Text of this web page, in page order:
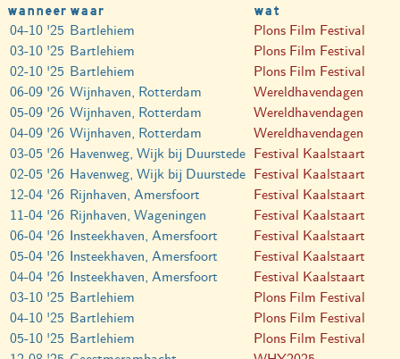
wanneer waar wat
04-10 '25 Bartlehiem
Plons Film Festival
03-10 '25 Bartlehiem
Plons Film Festival
02-10 '25 Bartlehiem
Plons Film Festival
06-09 '26 Wijnhaven, Rotterdam
Wereldhavendagen
05-09 '26 Wijnhaven, Rotterdam
Wereldhavendagen
04-09 '26 Wijnhaven, Rotterdam
Wereldhavendagen
03-05 '26 Havenweg, Wijk bij Duurstede Festival Kaalstaart
02-05 '26 Havenweg, Wijk bij Duurstede Festival Kaalstaart
12-04 '26 Rijnhaven, Amersfoort
Festival Kaalstaart
11-04 '26 Rijnhaven, Wageningen
Festival Kaalstaart
06-04 '26 Insteekhaven, Amersfoort
Festival Kaalstaart
05-04 '26 Insteekhaven, Amersfoort
Festival Kaalstaart
04-04 '26 Insteekhaven, Amersfoort
Festival Kaalstaart
03-10 '25 Bartlehiem
Plons Film Festival
04-10 '25 Bartlehiem
Plons Film Festival
05-10 '25 Bartlehiem
Plons Film Festival